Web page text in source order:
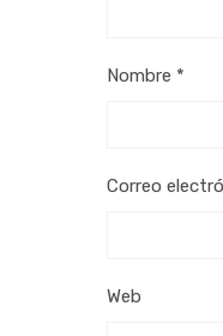
Nombre *
Correo
Web